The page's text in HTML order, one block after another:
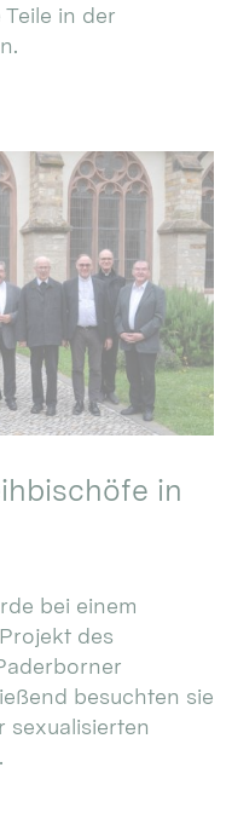
in der
in
bei einem
des
besuchten sie
sexualisierten